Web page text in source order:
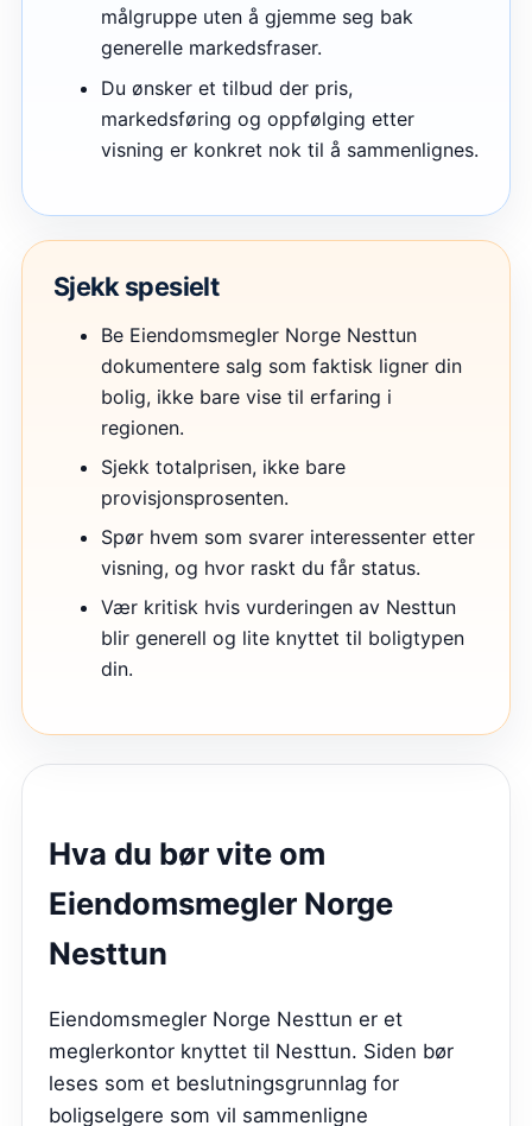
målgruppe uten å gjemme seg bak
generelle markedsfraser.
Du ønsker et tilbud der pris,
markedsføring og oppfølging etter
visning er konkret nok til å sammenlignes.
Sjekk spesielt
Be Eiendomsmegler Norge Nesttun
dokumentere salg som faktisk ligner din
bolig, ikke bare vise til erfaring i
regionen.
Sjekk totalprisen, ikke bare
provisjonsprosenten.
Spør hvem som svarer interessenter etter
visning, og hvor raskt du får status.
Vær kritisk hvis vurderingen av Nesttun
blir generell og lite knyttet til boligtypen
din.
Hva du bør vite om
Eiendomsmegler Norge
Nesttun
Eiendomsmegler Norge Nesttun er et
meglerkontor knyttet til Nesttun. Siden bør
leses som et beslutningsgrunnlag for
boligselgere som vil sammenligne